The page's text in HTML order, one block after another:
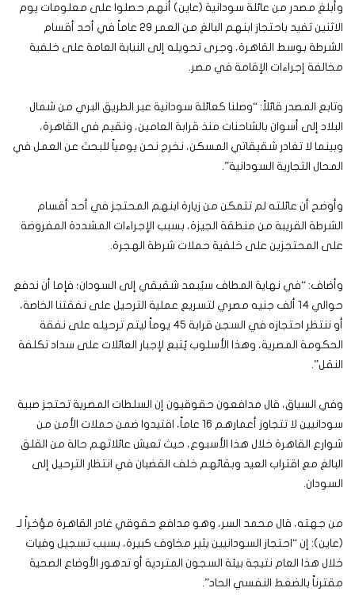
وأبلغ مصدر من عائلة سودانية (عاين) أنهم حصلوا على معلومات يوم
الاثنين تفيد باحتجاز ابنهم البالغ من العمر 29 عاماً في أحد أقسام
الشرطة بوسط القاهرة، وجرى تحويله إلى النيابة العامة على خلفية
مخالفة إجراءات الإقامة في مصر.
وتابع المصدر قائلاً: “وصلنا كعائلة سودانية عبر الطريق البري من شمال
البلاد إلى أسوان بالشاحنات منذ قرابة العامين، ونقيم في القاهرة،
وبينما لا تغادر شقيقاتي المسكن، نخرج نحن يومياً للبحث عن العمل في
المحال التجارية السودانية”.
وأوضح أن عائلته لم تتمكن من زيارة ابنهم المحتجز في أحد أقسام
الشرطة القريبة من منطقة الجيزة، بسبب الإجراءات المشددة المفروضة
على المحتجزين على خلفية حملات شرطة الهجرة.
وأضاف: “في نهاية المطاف سيُبعد شقيقي إلى السودان؛ فإما أن ندفع
حوالي 14 ألف جنيه مصري لتسريع عملية الترحيل على نفقتنا الخاصة،
أو ننتظر احتجازه في السجن قرابة 45 يوماً ليتم ترحيله على نفقة
الحكومة المصرية، وهذا الأسلوب يُتبع لإجبار العائلات على سداد تكلفة
النقل”.
وفي السياق، قال مدافعون حقوقيون إن السلطات المصرية تحتجز صبية
سودانيين لا تتجاوز أعمارهم 16 عاماً، اقتيدوا ضمن حملات الأمن من
شوارع القاهرة خلال هذا الأسبوع، حيث تعيش عائلاتهم حالة من القلق
البالغ مع اقتراب العيد وبقائهم خلف القضبان في انتظار الترحيل إلى
السودان.
من جهته، قال محمد السر، وهو مدافع حقوقي غادر القاهرة مؤخراً لـ
(عاين): إن “احتجاز السودانيين يثير مخاوف كبيرة، بسبب تسجيل وفيات
خلال هذا العام نتيجة بيئة السجون المتردية أو تدهور الأوضاع الصحية
مقترناً بالضغط النفسي الحاد”.